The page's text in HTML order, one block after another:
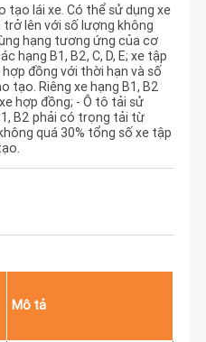
tạo lái xe. Có thể sử dụng xe
lên với số lượng không
hạng tương ứng của cơ
hạng B1, B2, C, D, E; xe tập
đồng với thời hạn và số
tạo. Riêng xe hạng B1, B2
hợp đồng; - Ô tô tải sử
B2 phải có trọng tải từ
quá 30% tổng số xe tập
Mô tả